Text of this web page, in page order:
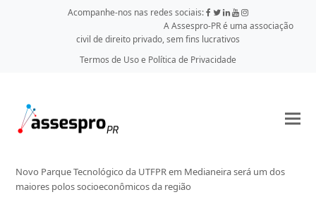
Acompanhe-nos nas redes sociais:
A Assespro-PR é uma associação
civil de direito privado, sem fins lucrativos
Termos de Uso e Política de Privacidade
Novo Parque Tecnológico da UTFPR em Medianeira será um dos
maiores polos socioeconômicos da região